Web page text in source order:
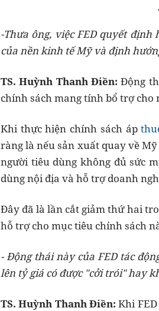
-Thưa ông, việc FED quyết
của nền kinh tế Mỹ và định
TS. Huỳnh Thanh Điền: Động
chính sách mang tính bổ trợ cho
Khi thực hiện chính sách áp
ràng là nếu sản xuất quay về
người tiêu dùng không đủ sức
dùng nội địa và hỗ trợ doanh
Đây đã là lần cắt giảm thứ hai
hỗ trợ cho mục tiêu chính sách
- Động thái này của FED tác
lên tỷ giá có được "cởi trói" hay
TS. Huỳnh Thanh Điền: Khi